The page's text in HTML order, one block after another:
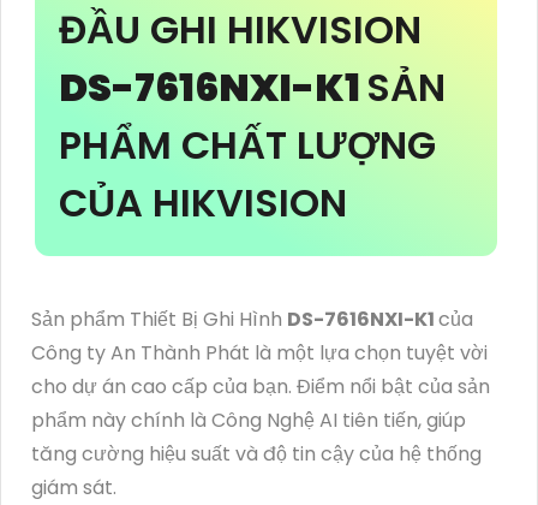
ĐẦU GHI HIKVISION
DS-7616NXI-K1SẢN
PHẨM CHẤT LƯỢNG
CỦA HIKVISION
Sản phẩm Thiết Bị Ghi Hình DS-7616NXI-K1của
Công ty An Thành Phát là một lựa chọn tuyệt vời
cho dự án cao cấp của bạn. Điểm nổi bật của sản
phẩm này chính là Công Nghệ AI tiên tiến, giúp
tăng cường hiệu suất và độ tin cậy của hệ thống
giám sát.